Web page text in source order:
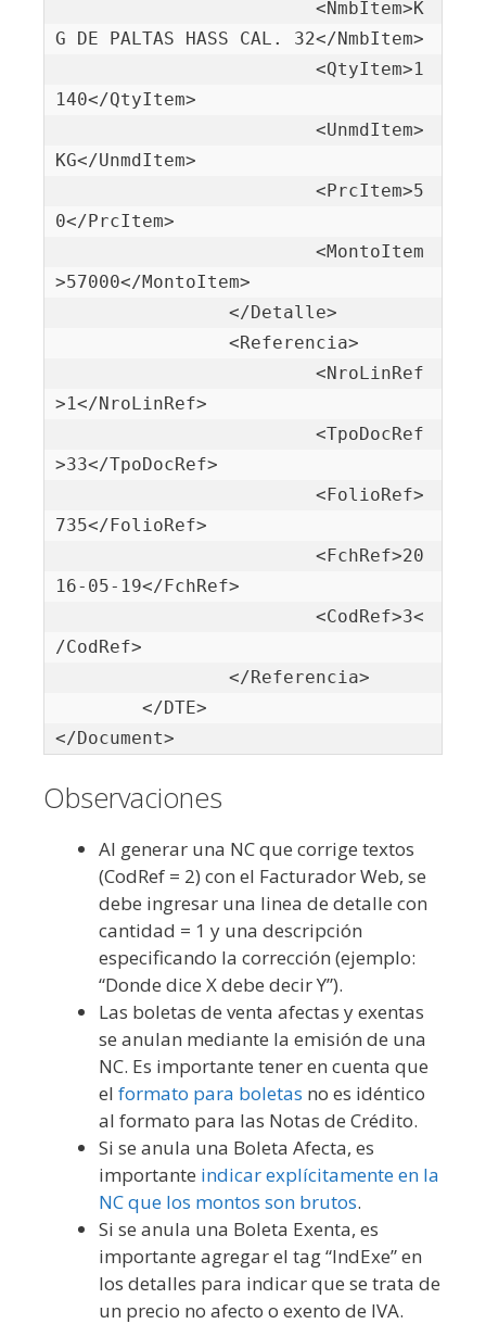
G DE PALTAS HASS CAL. 32</NmbItem>
140</QtyItem>
KG</UnmdItem>
0</PrcItem>
>57000</MontoItem>
>1</NroLinRef>
>33</TpoDocRef>
735</FolioRef>
16-05-19</FchRef>
/CodRef>
</Document>
Observaciones
Al generar una NC que corrige textos
(CodRef = 2) con el Facturador Web, se
debe ingresar una linea de detalle con
cantidad = 1 y una descripción
especificando la corrección (ejemplo:
“Donde dice X debe decir Y”).
Las boletas de venta afectas y exentas
se anulan mediante la emisión de una
NC. Es importante tener en cuenta que
el formato para boletas no es idéntico
al formato para las Notas de Crédito.
Si se anula una Boleta Afecta, es
importante indicar explícitamente en la
NC que los montos son brutos.
Si se anula una Boleta Exenta, es
importante agregar el tag “IndExe” en
los detalles para indicar que se trata de
un precio no afecto o exento de IVA.